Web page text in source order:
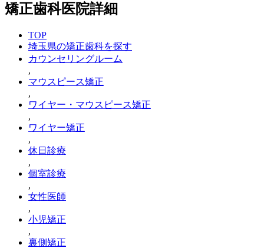
矯正歯科医院詳細
TOP
埼玉県の矯正歯科を探す
カウンセリングルーム
,
マウスピース矯正
,
ワイヤー・マウスピース矯正
,
ワイヤー矯正
,
休日診療
,
個室診療
,
女性医師
,
小児矯正
,
裏側矯正